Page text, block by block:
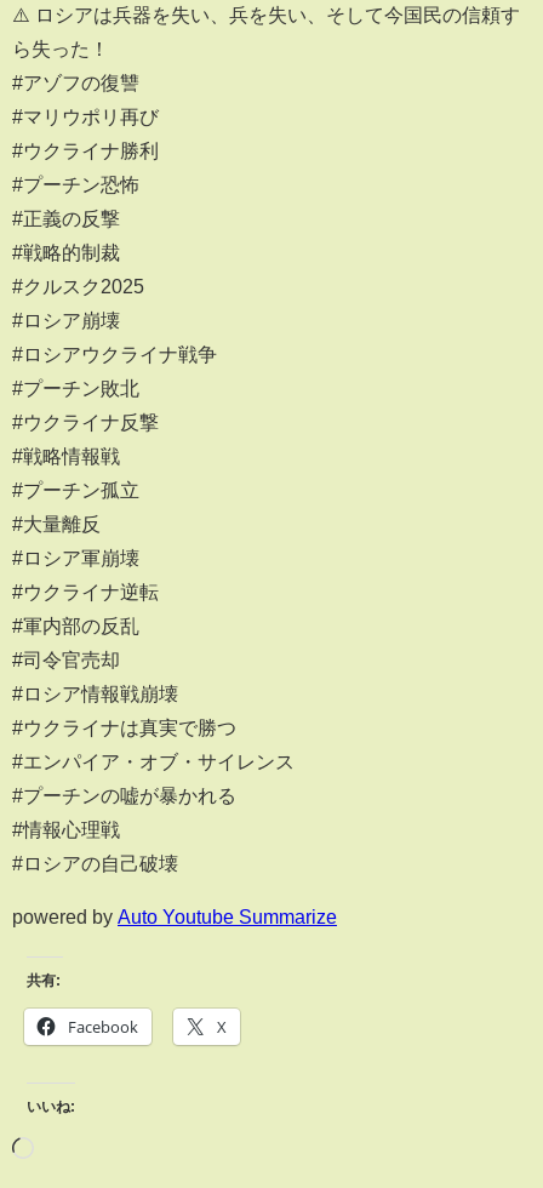
⚠️ ロシアは兵器を失い、兵を失い、そして今国民の信頼す
ら失った！
#アゾフの復讐
#マリウポリ再び
#ウクライナ勝利
#プーチン恐怖
#正義の反撃
#戦略的制裁
#クルスク2025
#ロシア崩壊
#ロシアウクライナ戦争
#プーチン敗北
#ウクライナ反撃
#戦略情報戦
#プーチン孤立
#大量離反
#ロシア軍崩壊
#ウクライナ逆転
#軍内部の反乱
#司令官売却
#ロシア情報戦崩壊
#ウクライナは真実で勝つ
#エンパイア・オブ・サイレンス
#プーチンの嘘が暴かれる
#情報心理戦
#ロシアの自己破壊
powered by Auto Youtube Summarize
共有:
Facebook X
いいね: